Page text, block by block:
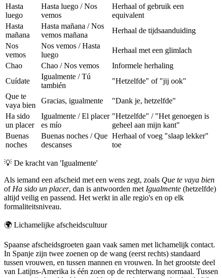
Hasta
luego
Hasta luego / Nos
vemos
Herhaal of gebruik een
equivalent
Hasta
mañana
Hasta mañana / Nos
vemos mañana
Herhaal de tijdsaanduiding
Nos
vemos
Nos vemos / Hasta
luego
Herhaal met een glimlach
Chao
Chao / Nos vemos
Informele herhaling
Cuídate
Igualmente / Tú
también
"Hetzelfde" of "jij ook"
Que te
vaya bien
Gracias, igualmente
"Dank je, hetzelfde"
Ha sido
un placer
Igualmente / El placer
es mío
"Hetzelfde" / "Het genoegen is
geheel aan mijn kant"
Buenas
noches
Buenas noches / Que
descanses
Herhaal of voeg "slaap lekker"
toe
💡 De kracht van 'Igualmente'
Als iemand een afscheid met een wens zegt, zoals Que te vaya bien
of Ha sido un placer, dan is antwoorden met Igualmente (hetzelfde)
altijd veilig en passend. Het werkt in alle regio's en op elk
formaliteitsniveau.
🌍 Lichamelijke afscheidscultuur
Spaanse afscheidsgroeten gaan vaak samen met lichamelijk contact.
In Spanje zijn twee zoenen op de wang (eerst rechts) standaard
tussen vrouwen, en tussen mannen en vrouwen. In het grootste deel
van Latijns-Amerika is één zoen op de rechterwang normaal. Tussen